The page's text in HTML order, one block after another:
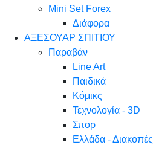
Mini Set Forex
Διάφορα
ΑΞΕΣΟΥΑΡ ΣΠΙΤΙΟΥ
Παραβάν
Line Art
Παιδικά
Κόμικς
Τεχνολογία - 3D
Σπορ
Ελλάδα - Διακοπές